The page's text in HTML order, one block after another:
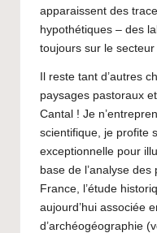
apparaissent des
hypothétiques – des
toujours sur le
Il reste tant d’autres
paysages pastoraux
Cantal ! Je
scientifique, je profite
exceptionnelle pour
base de l’analyse
France, l’étude
aujourd’hui associée
d’archéogéographie